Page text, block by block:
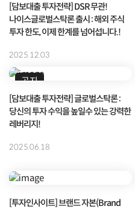
[담보대출 투자전략] DSR 무관!
나이스글로벌스탁론 출시 : 해외 주식
투자 한도, 이제 한계를 넘어섭니다.!
2025.12.03
공지
[담보대출 투자전략] 글로벌스탁론 :
당신의 투자 수익을 높일수 있는 강력한
레버리지!
2025.06.18
[투자인사이트] 브랜드 자본(Brand